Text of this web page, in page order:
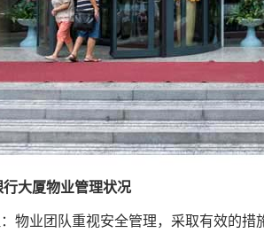
大厦物业管理状况
物业团队重视安全管理，采取有效的措